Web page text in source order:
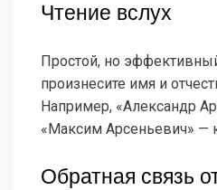
Чтение вслух
Простой, но
произнесите имя и
Например, «Александр
«Максим Арсеньевич» —
Обратная связь